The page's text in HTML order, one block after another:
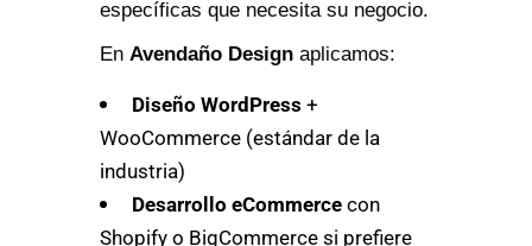
específicas que necesita su negocio.
En Avendaño Design aplicamos:
Diseño WordPress +
WooCommerce (estándar de la
industria)
Desarrollo eCommerce con
Shopify o BigCommerce si prefiere